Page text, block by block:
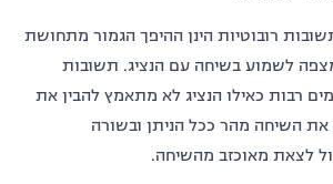
רובוטיות הינן ההיפך הגמור מתחושת
לשמוע בשיחה עם הנציג. תשובות
רבות כאילו הנציג לא מתאמץ להבין את
את השיחה מהר ככל הניתן ובשורה
לצאת מאוכזב מהשיחה.